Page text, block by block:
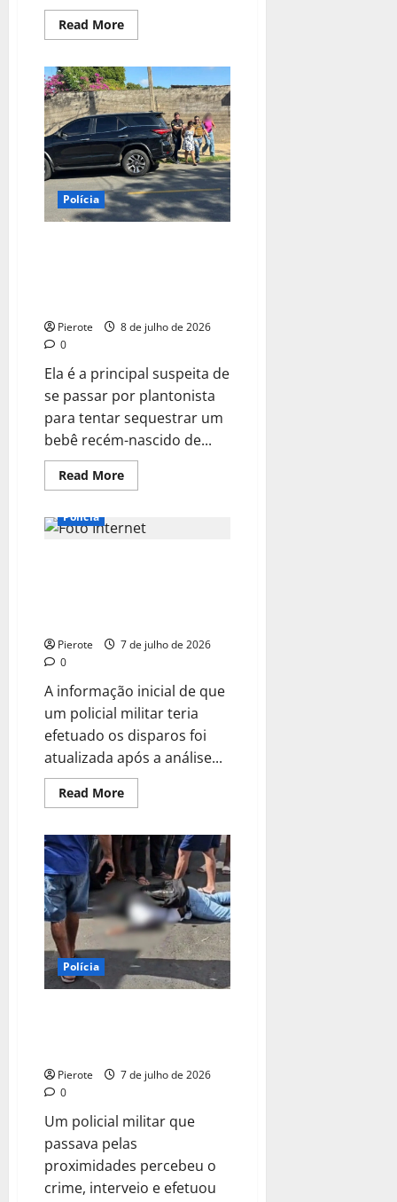
Read MoreRead
more
Corpo
em
avançado
estado
de
decomposição
é
encontrado
por
moradores
em
Teresina
Polícia
Pierote
8 de julho de 2026
0
Ela é a principal suspeita de
se passar por plantonista
para tentar sequestrar um
bebê recém-nascido de...
Read MoreRead
more
Polícia
prende
de
Polícia
Pierote
7 de julho de 2026
0
A informação inicial de que
um policial militar teria
efetuado os disparos foi
atualizada após a análise...
Read MoreRead
more
Câmera
registra
momento
em
que
jovem
reage
a
assalto
e
baleia
criminoso
em
Polícia
Pierote
7 de julho de 2026
0
Um policial militar que
passava pelas
proximidades percebeu o
crime, interveio e efetuou